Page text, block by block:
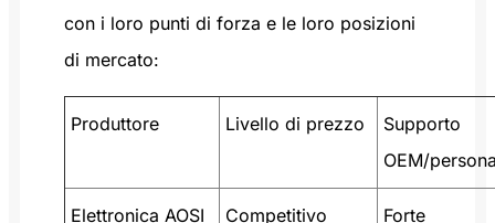
con i loro punti di forza e le loro posizioni
di mercato:
Produttore Livello di prezzo
Supporto
OEM/
Elettronica AOSI
Competitivo Forte